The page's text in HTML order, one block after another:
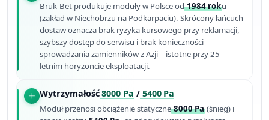
Bruk-Bet produkuje moduły w Polsce od1984 roku
(zakład w Niechobrzu na Podkarpaciu). Skrócony łańcuch
dostaw oznacza brak ryzyka kursowego przy reklamacji,
szybszy dostęp do serwisu i brak konieczności
sprowadzania zamienników z Azji – istotne przy 25-
letnim horyzoncie eksploatacji.
Wytrzymałość8000 Pa /5400 Pa
Moduł przenosi obciążenie statyczne8000 Pa (śnieg) i